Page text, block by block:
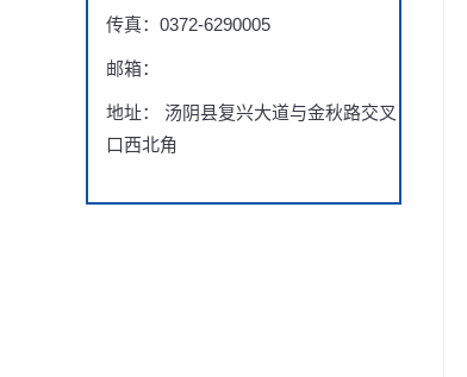
传真：0372-6290005
邮箱：
地址： 汤阴县复兴大道与金秋路交叉
口西北角